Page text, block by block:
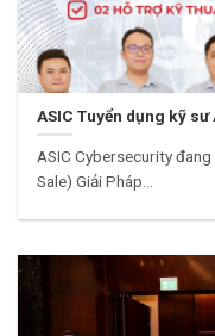
ASIC Tuyển dụng kỹ
ASIC Cybersecurity
Sale) Giải Pháp...